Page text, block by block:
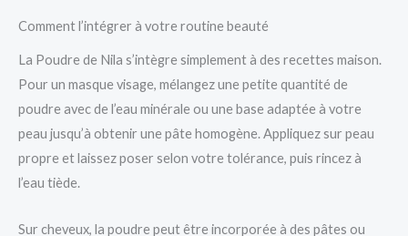
Comment l’intégrer à votre routine beauté
La Poudre de Nila s’intègre simplement à des recettes maison.
Pour un masque visage, mélangez une petite quantité de
poudre avec de l’eau minérale ou une base adaptée à votre
peau jusqu’à obtenir une pâte homogène. Appliquez sur peau
propre et laissez poser selon votre tolérance, puis rincez à
l’eau tiède.
Sur cheveux, la poudre peut être incorporée à des pâtes ou